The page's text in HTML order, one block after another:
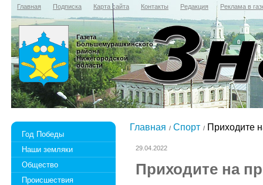
Главная Подписка Карта сайта Контакты Редакция Реклама в
Газета
Большемурашкинского
района
Нижегородской
области
Год Победы
Наши земляки
Общество
Происшествия
Главная Спорт Приходите
29.04.2022
Приходите на